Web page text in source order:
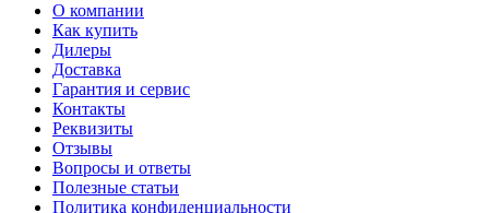
О компании
Как купить
Дилеры
Доставка
Гарантия и сервис
Контакты
Реквизиты
Отзывы
Вопросы и ответы
Полезные статьи
Политика конфиденциальности